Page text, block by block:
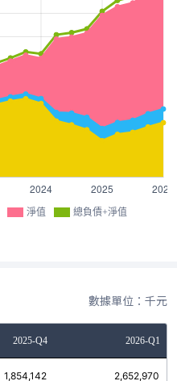
淨值 總負債+淨值
數據單位：千元
2025-Q4 2026-Q1
1,854,142 2,652,970